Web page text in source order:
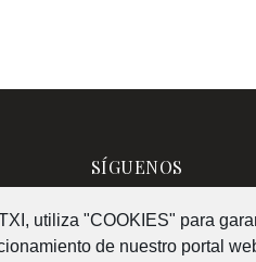
utiliza "COOKIES" para
de nuestro portal
SÍGUENOS